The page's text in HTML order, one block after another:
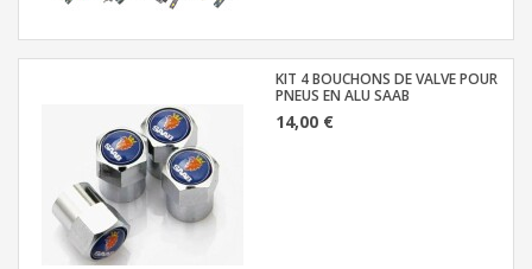
KIT 4 BOUCHONS DE VALVE POUR
PNEUS EN ALU SAAB
14,00 €